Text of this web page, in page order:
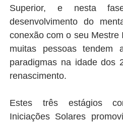
Superior, e nesta
desenvolvimento do
conexão com o seu Mestre
muitas pessoas
paradigmas na idade dos
renascimento.
Estes três estágios
Iniciações Solares